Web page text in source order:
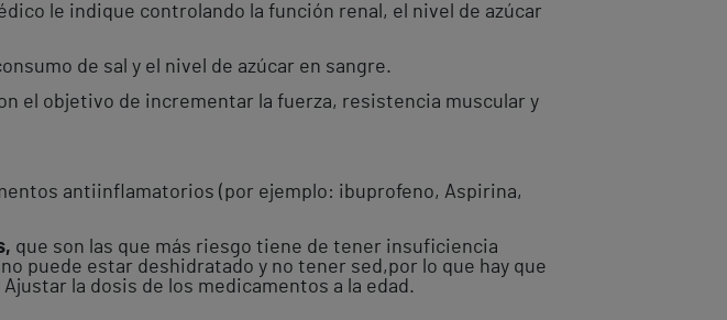
le indique controlando la función renal, el nivel de azúcar
de sal y el nivel de azúcar en sangre.
el objetivo de incrementar la fuerza, resistencia muscular y
antiinflamatorios (por ejemplo: ibuprofeno, Aspirina,
que son las que más riesgo tiene de tener insuficiencia
puede estar deshidratado y no tener sed,por lo que hay que
la dosis de los medicamentos a la edad.